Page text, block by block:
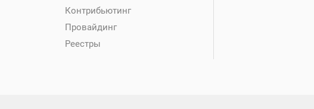
Контрибьютинг
Провайдинг
Реестры